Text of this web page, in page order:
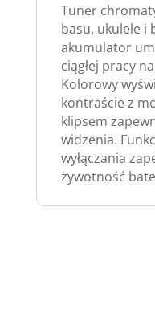
Tuner
basu, ukulele i
akumulator
ciągłej pracy
Kolorowy
kontraście z
klipsem
widzenia.
wyłączania
żywotność